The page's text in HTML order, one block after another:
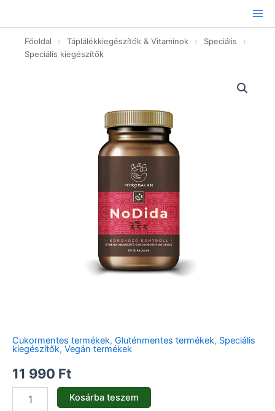
tartalomhoz
Főoldal › Táplálékkiegészítők & Vitaminok › Speciális
›
Speciális kiegészítők
Cukormentes termékek, Gluténmentes termékek, Speciális
kiegészítők, Vegán termékek
11 990 Ft
Kosárba teszem